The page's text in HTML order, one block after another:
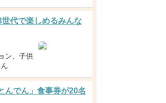
代で楽しめるみんな
ン、子供
んでん」食事券が20名